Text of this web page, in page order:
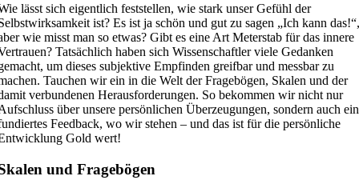
lässt sich eigentlich feststellen, wie stark unser Gefühl der
ist? Es ist ja schön und gut zu sagen „Ich kann
wie misst man so etwas? Gibt es eine Art Meterstab für das innere
Tatsächlich haben sich Wissenschaftler viele Gedanken
um dieses subjektive Empfinden greifbar und messbar zu
Tauchen wir ein in die Welt der Fragebögen, Skalen und der
verbundenen Herausforderungen. So bekommen wir nicht nur
über unsere persönlichen Überzeugungen, sondern auch ein
Feedback, wo wir stehen – und das ist für die persönliche
Gold wert!
und Fragebögen